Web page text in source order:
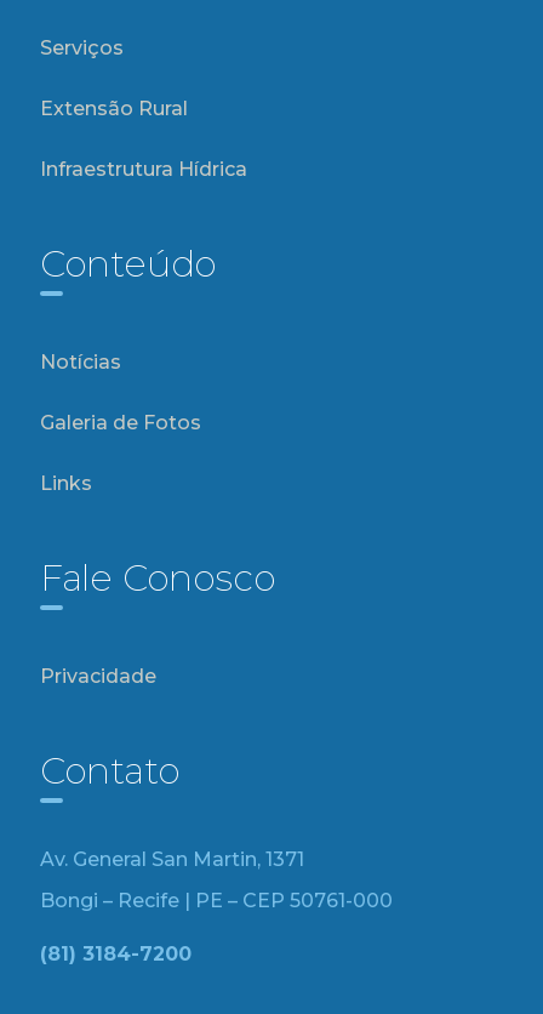
Serviços
Extensão Rural
Infraestrutura Hídrica
Conteúdo
Notícias
Galeria de Fotos
Links
Fale Conosco
Privacidade
Contato
Av. General San Martin, 1371
Bongi – Recife | PE – CEP 50761-000
(81) 3184-7200